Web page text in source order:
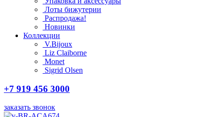
Лоты бижутерии
Распродажа!
Новинки
Коллекции
V.Bijoux
Liz Claiborne
Monet
Sigrid Olsen
+7 919 456 3000
заказать звонок